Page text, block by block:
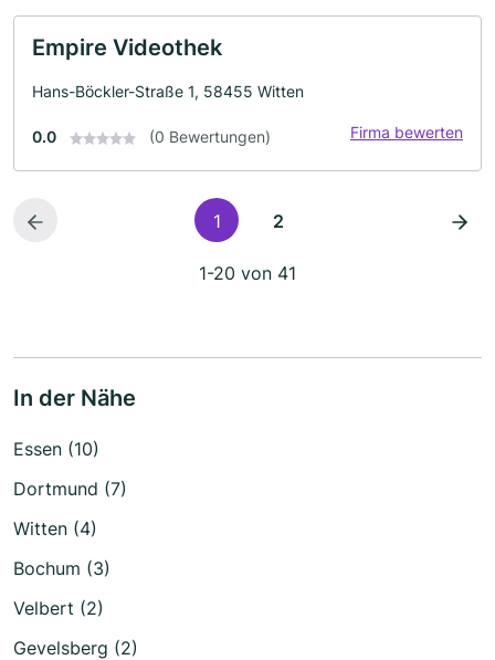
Empire Videothek
Hans-Böckler-Straße 1, 58455 Witten
0.0 (0 Bewertungen) Firma bewerten
1 2
1-20 von 41
In der Nähe
Essen (10)
Dortmund (7)
Witten (4)
Bochum (3)
Velbert (2)
Gevelsberg (2)